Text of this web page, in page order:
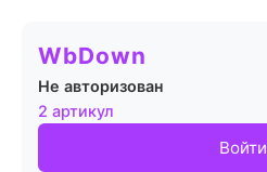
WbDown
Не авторизован
2 артикул
Войти